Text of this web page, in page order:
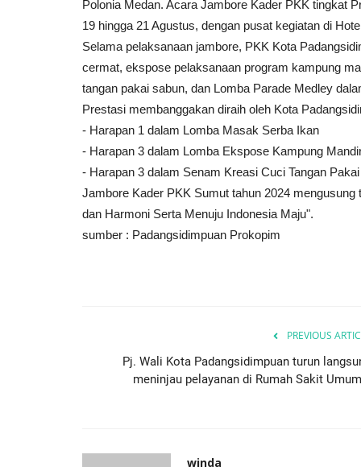
Polonia Medan. Acara Jambore Kader PKK tingkat
19 hingga 21 Agustus, dengan pusat kegiatan di
Selama pelaksanaan jambore, PKK Kota
cermat, ekspose pelaksanaan program kampung
tangan pakai sabun, dan Lomba Parade Medley
Prestasi membanggakan diraih oleh Kota
- Harapan 1 dalam Lomba Masak Serba Ikan
- Harapan 3 dalam Lomba Ekspose Kampung
- Harapan 3 dalam Senam Kreasi Cuci Tangan
Jambore Kader PKK Sumut tahun 2024
dan Harmoni Serta Menuju Indonesia Maju".
sumber : Padangsidimpuan Prokopim
PREVIOUS
Pj. Wali Kota Padangsidimpuan turun
meninjau pelayanan di Rumah Sakit
winda